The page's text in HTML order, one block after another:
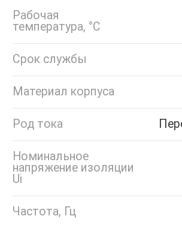
Рабочая
температура, °C
Срок службы
Материал корпуса
Род тока
Номинальное
напряжение изоляции
Ui
Частота, Гц